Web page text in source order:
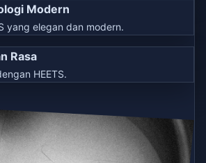
Modern
yang elegan dan modern.
Rasa
HEETS.